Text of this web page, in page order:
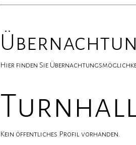
Hier finden Sie
Kein öffentliches Profil vorhanden.